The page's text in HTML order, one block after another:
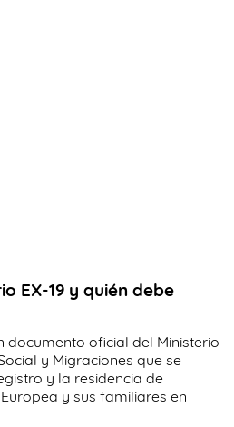
EX-19 y quién debe
documento oficial del Ministerio
y Migraciones que se
y la residencia de
y sus familiares en